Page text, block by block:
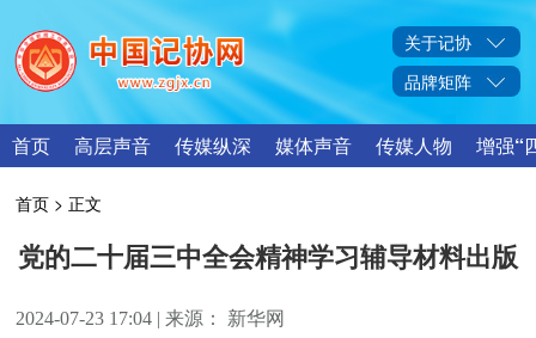
关于记协
品牌矩阵
首页 高层声音 传媒纵深 媒体声音 传媒人物 增强“
首页 > 正文
党的二十届三中全会精神学习辅导材料出版
2024-07-23 17:04 | 来源： 新华网